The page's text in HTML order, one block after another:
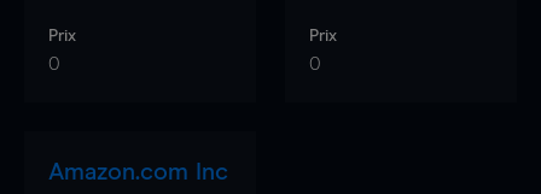
Prix
0
Prix
0
Amazon.com Inc